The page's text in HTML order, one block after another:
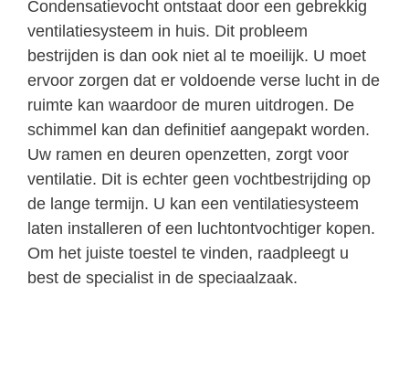
Condensatievocht ontstaat door een gebrekkig
ventilatiesysteem in huis. Dit probleem
bestrijden is dan ook niet al te moeilijk. U moet
ervoor zorgen dat er voldoende verse lucht in de
ruimte kan waardoor de muren uitdrogen. De
schimmel kan dan definitief aangepakt worden.
Uw ramen en deuren openzetten, zorgt voor
ventilatie. Dit is echter geen vochtbestrijding op
de lange termijn. U kan een ventilatiesysteem
laten installeren of een luchtontvochtiger kopen.
Om het juiste toestel te vinden, raadpleegt u
best de specialist in de speciaalzaak.